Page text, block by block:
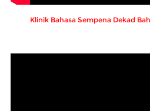
Klinik Bahasa Sempena Dekad